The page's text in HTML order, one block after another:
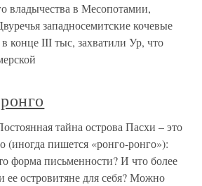
владычества в Месопотамии,
западносемитские кочевые
конце III тыс, захватили Ур, что
тайна острова Пасхи – это
(иногда пишется «ронго-ронго»):
форма письменности? И что более
ее островитяне для себя? Можно